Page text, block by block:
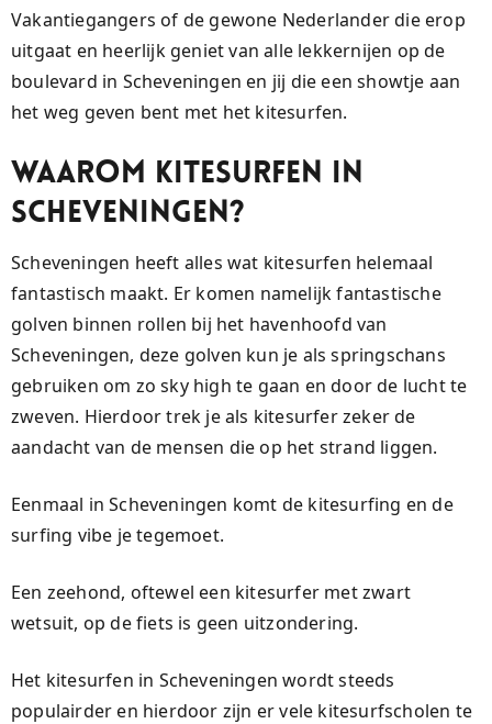
Vakantiegangers of de gewone Nederlander die erop
uitgaat en heerlijk geniet van alle lekkernijen op de
boulevard in Scheveningen en jij die een showtje aan
het weg geven bent met het kitesurfen.
Waarom kitesurfen in
Scheveningen?
Scheveningen heeft alles wat kitesurfen helemaal
fantastisch maakt. Er komen namelijk fantastische
golven binnen rollen bij het havenhoofd van
Scheveningen, deze golven kun je als springschans
gebruiken om zo sky high te gaan en door de lucht te
zweven. Hierdoor trek je als kitesurfer zeker de
aandacht van de mensen die op het strand liggen.
Eenmaal in Scheveningen komt de kitesurfing en de
surfing vibe je tegemoet.
Een zeehond, oftewel een kitesurfer met zwart
wetsuit, op de fiets is geen uitzondering.
Het kitesurfen in Scheveningen wordt steeds
populairder en hierdoor zijn er vele kitesurfscholen te